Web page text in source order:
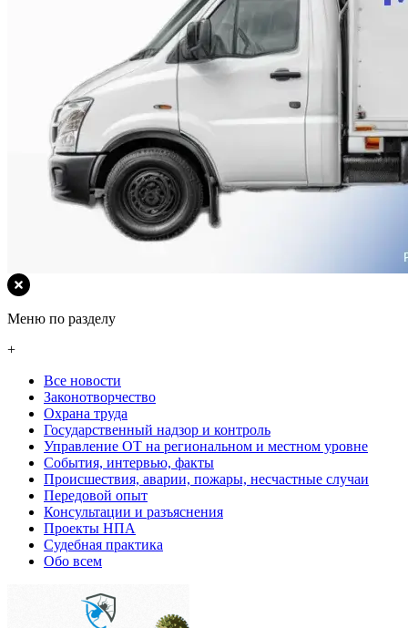
Меню по разделу
+
Все новости
Законотворчество
Охрана труда
Государственный надзор и контроль
Управление ОТ на региональном и местном уровне
События, интервью, факты
Происшествия, аварии, пожары, несчастные случаи
Передовой опыт
Консультации и разъяснения
Проекты НПА
Судебная практика
Обо всем